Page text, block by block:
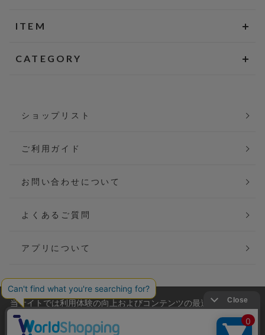
ITEM
CATEGORY
ショップリスト
ご利用ガイド
お問い合わせについて
よくあるご質問
アプリについて
会社概要
ご利用規約
当サイトでは利用体験の向上およびコンテンツの最適な提供、ト
ラフィックの分析を目的としてCookieを使用しています。
サイトの閲覧を継続された場合、Cookieの利用に同意したことも